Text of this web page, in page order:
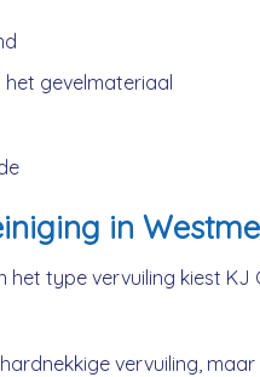
het gevelmateriaal
in
type vervuiling kiest KJ
vervuiling,